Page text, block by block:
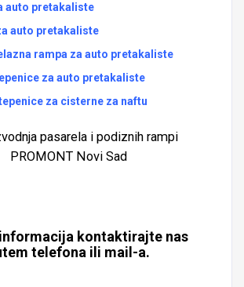
auto pretakaliste
auto pretakaliste
rampa za auto pretakaliste
za auto pretakaliste
za cisterne za naftu
kontaktirajte nas
telefona ili mail-a.